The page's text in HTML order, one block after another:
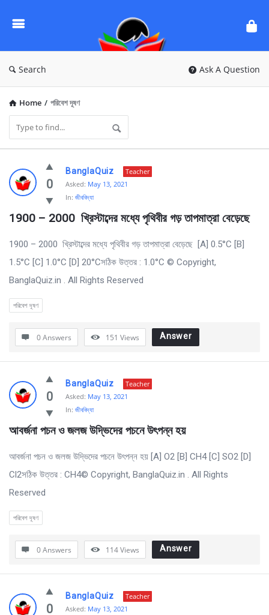
Questions
Search Ask A Question
Home / পরিবেশ দূষণ
Ask
Questions
BanglaQuiz
Latest
Questions
0
BanglaQuiz
Teacher
Asked: May 13, 2021
In: জীববিদ্যা
1900 – 2000  খ্রিস্টাব্দের মধ্যে পৃথিবীর গড় তাপমাত্রা বেড়েছে
1900 – 2000 খ্রিস্টাব্দের মধ্যে পৃথিবীর গড় তাপমাত্রা বেড়েছে [A] 0.5°C [B]
1.5°C [C] 1.0°C [D] 20°Cসঠিক উত্তর : 1.0°C © Copyright,
BanglaQuiz.in . All Rights Reserved
পরিবেশ দূষণ
0 Answers 151 Views Answer
0
BanglaQuiz
Teacher
Asked: May 13, 2021
In: জীববিদ্যা
আবর্জনা পচন ও জলজ উদ্ভিদের পচনে উৎপন্ন হয়
আবর্জনা পচন ও জলজ উদ্ভিদের পচনে উৎপন্ন হয় [A] O2 [B] CH4 [C] SO2 [D]
Cl2সঠিক উত্তর : CH4© Copyright, BanglaQuiz.in . All Rights
Reserved
পরিবেশ দূষণ
0 Answers 114Views Answer
0
BanglaQuiz
Teacher
Asked: May 13, 2021